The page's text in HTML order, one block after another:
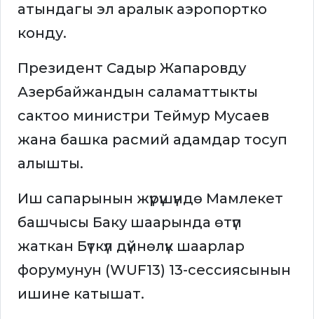
атындагы эл аралык аэропортко
конду.
Президент Садыр Жапаровду
Азербайжандын саламаттыкты
сактоо министри Теймур Мусаев
жана башка расмий адамдар тосуп
алышты.
Иш сапарынын жүрүшүндө Мамлекет
башчысы Баку шаарында өтүп
жаткан Бүткүл дүйнөлүк шаарлар
форумунун (WUF13) 13-сессиясынын
ишине катышат.